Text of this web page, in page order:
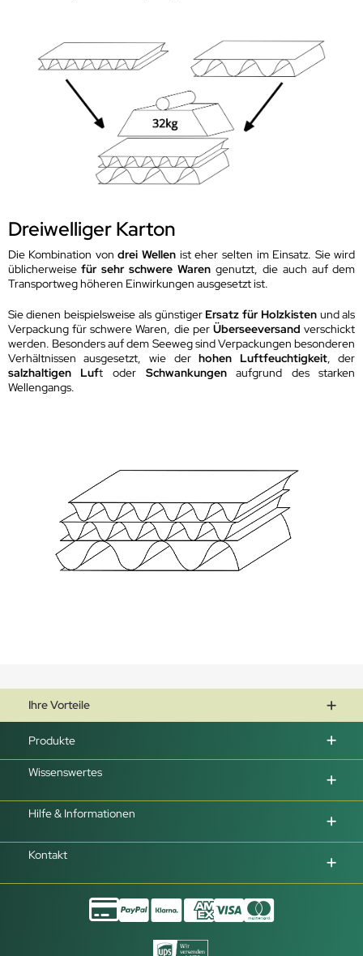
Dreiwelliger Karton
Die Kombination vondrei Wellen ist eher selten im Einsatz. Sie wird
üblicherweisefür sehr schwere Waren genutzt, die auch auf dem
Transportweg höheren Einwirkungen ausgesetzt ist.
Sie dienen beispielsweise als günstiger Ersatz für Holzkisten und als
Verpackung für schwere Waren, die perÜberseeversandverschickt
werden. Besonders auf dem Seeweg sind Verpackungen besonderen
Verhältnissen ausgesetzt, wie derhohen Luftfeuchtigkeit, der
salzhaltigen Luft oder Schwankungenaufgrund des starken
Wellengangs.
Ihre Vorteile
Produkte
Wissenswertes
Hilfe & Informationen
Kontakt